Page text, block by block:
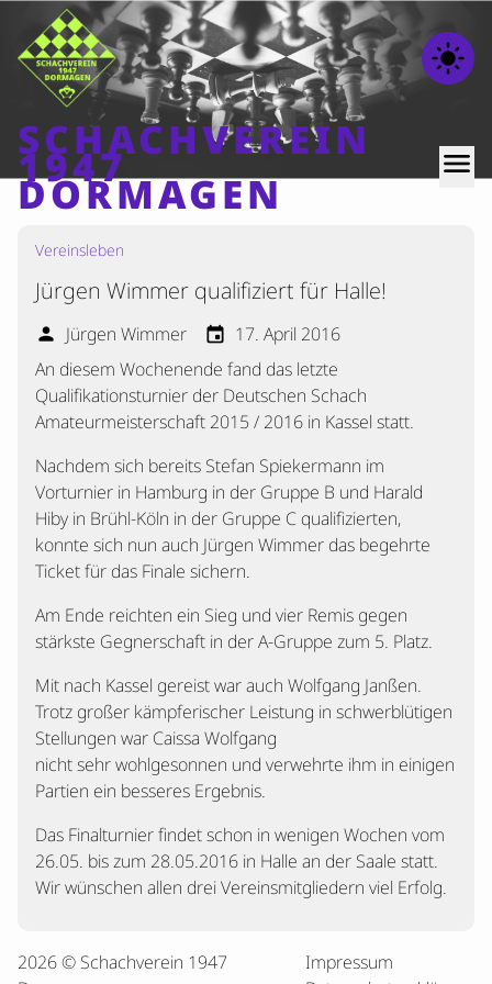
light_mode
SCHACHVEREIN
1947
DORMAGEN
menu
Home
Beiträge
Mannschaften
Ranglisten
Termine
Kontakt
Vereinsleben
Jürgen Wimmer qualifiziert für Halle!
person Jürgen Wimmer event 17. April 2016
An diesem Wochenende fand das letzte
Qualifikationsturnier der Deutschen Schach
Amateurmeisterschaft 2015 / 2016 in Kassel statt.
Nachdem sich bereits Stefan Spiekermann im
Vorturnier in Hamburg in der Gruppe B und Harald
Hiby in Brühl-Köln in der Gruppe C qualifizierten,
konnte sich nun auch Jürgen Wimmer das begehrte
Ticket für das Finale sichern.
Am Ende reichten ein Sieg und vier Remis gegen
stärkste Gegnerschaft in der A-Gruppe zum 5. Platz.
Mit nach Kassel gereist war auch Wolfgang Janßen.
Trotz großer kämpferischer Leistung in schwerblütigen
Stellungen war Caissa Wolfgang
nicht sehr wohlgesonnen und verwehrte ihm in einigen
Partien ein besseres Ergebnis.
Das Finalturnier findet schon in wenigen Wochen vom
26.05. bis zum 28.05.2016 in Halle an der Saale statt.
Wir wünschen allen drei Vereinsmitgliedern viel Erfolg.
2026 © Schachverein 1947
Impressum